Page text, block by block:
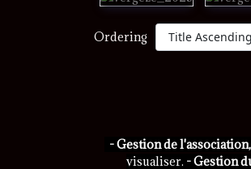
Ordering
- Gestion de
visualiser. - Gestion